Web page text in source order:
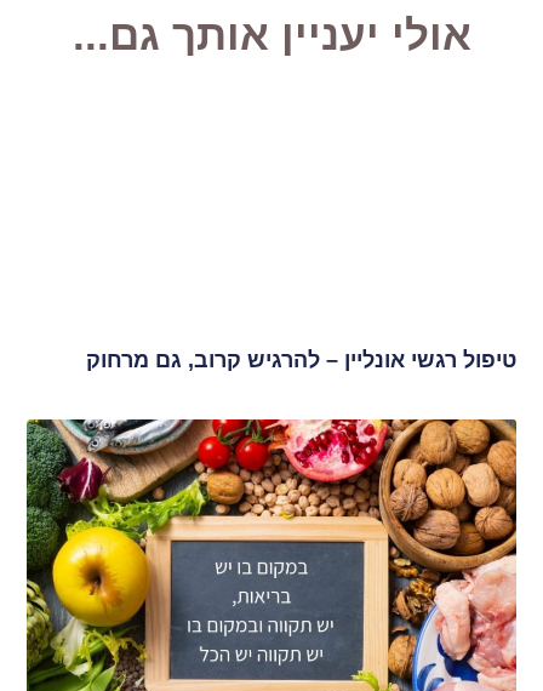
אולי יעניין אותך גם...
טיפול רגשי אונליין – להרגיש קרוב, גם מרחוק